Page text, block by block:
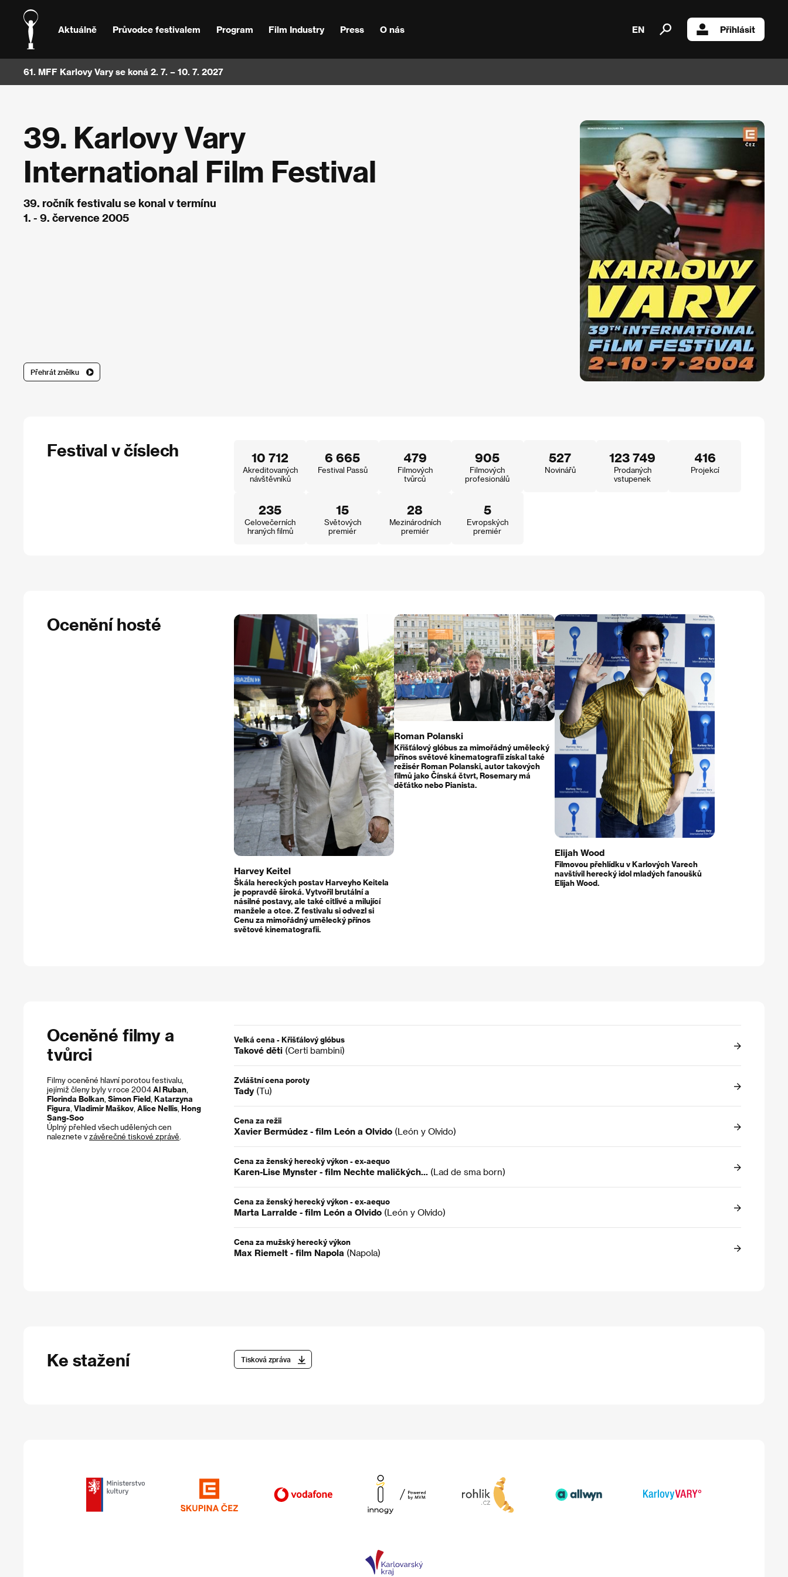
Aktuálně Průvodce festivalem Program Film Industry Press O nás EN Přihlásit
61. MFF Karlovy Vary se koná 2. 7. – 10. 7. 2027
39. Karlovy Vary
International Film Festival
39. ročník festivalu se konal v termínu
1. - 9. července 2005
Přehrát znělku
Festival v číslech 10 712
Akreditovaných
návštěvníků
6 665
Festival Passů
479
Filmových
tvůrců
905
Filmových
profesionálů
527
Novinářů
123 749
Prodaných
vstupenek
416
Projekcí
235
Celovečerních
hraných filmů
15
Světových
premiér
28
Mezinárodních
premiér
5
Evropských
premiér
Ocenění hosté
Harvey Keitel
Škála hereckých postav Harveyho Keitela
je popravdě široká. Vytvořil brutální a
násilné postavy, ale také citlivé a milující
manžele a otce. Z festivalu si odvezl si
Cenu za mimořádný umělecký přínos
světové kinematografii.
Roman Polanski
Křišťálový glóbus za mimořádný umělecký
přínos světové kinematografii získal také
režisér Roman Polanski, autor takových
filmů jako Čínská čtvrt, Rosemary má
děťátko nebo Pianista.
Elijah Wood
Filmovou přehlídku v Karlových Varech
navštívil herecký idol mladých fanoušků
Elijah Wood.
Oceněné filmy a
tvůrci
Filmy oceněné hlavní porotou festivalu,
jejímiž členy byly v roce 2004 Al Ruban
Florinda Bolkan Simon Field Katarzyna
Figura Vladimir Maškov Alice Nellis Hong
Sang-Soo
Úplný přehled všech udělených cen
naleznete vzávěrečné tiskové zprávě
Velká cena - Křišťálový glóbus
Takové děti (Certi bambini)
Zvláštní cena poroty
Tady (Tu)
Cena za režii
Xavier Bermúdez - film León a Olvido (León y Olvido)
Cena za ženský herecký výkon - ex-aequo
Karen-Lise Mynster - film Nechte maličkých... (Lad de sma born)
Cena za ženský herecký výkon - ex-aequo
Marta Larralde - film León a Olvido (León y Olvido)
Cena za mužský herecký výkon
Max Riemelt - film Napola (Napola)
Ke stažení Tisková zpráva